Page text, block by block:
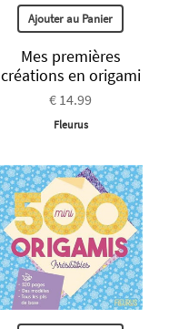
Ajouter au Panier
Mes premières
créations en origami
€ 14.99
Fleurus